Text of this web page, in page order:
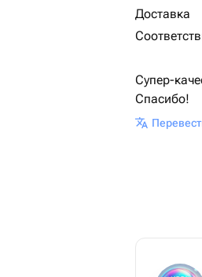
Доставка
Супер-
Спасибо!